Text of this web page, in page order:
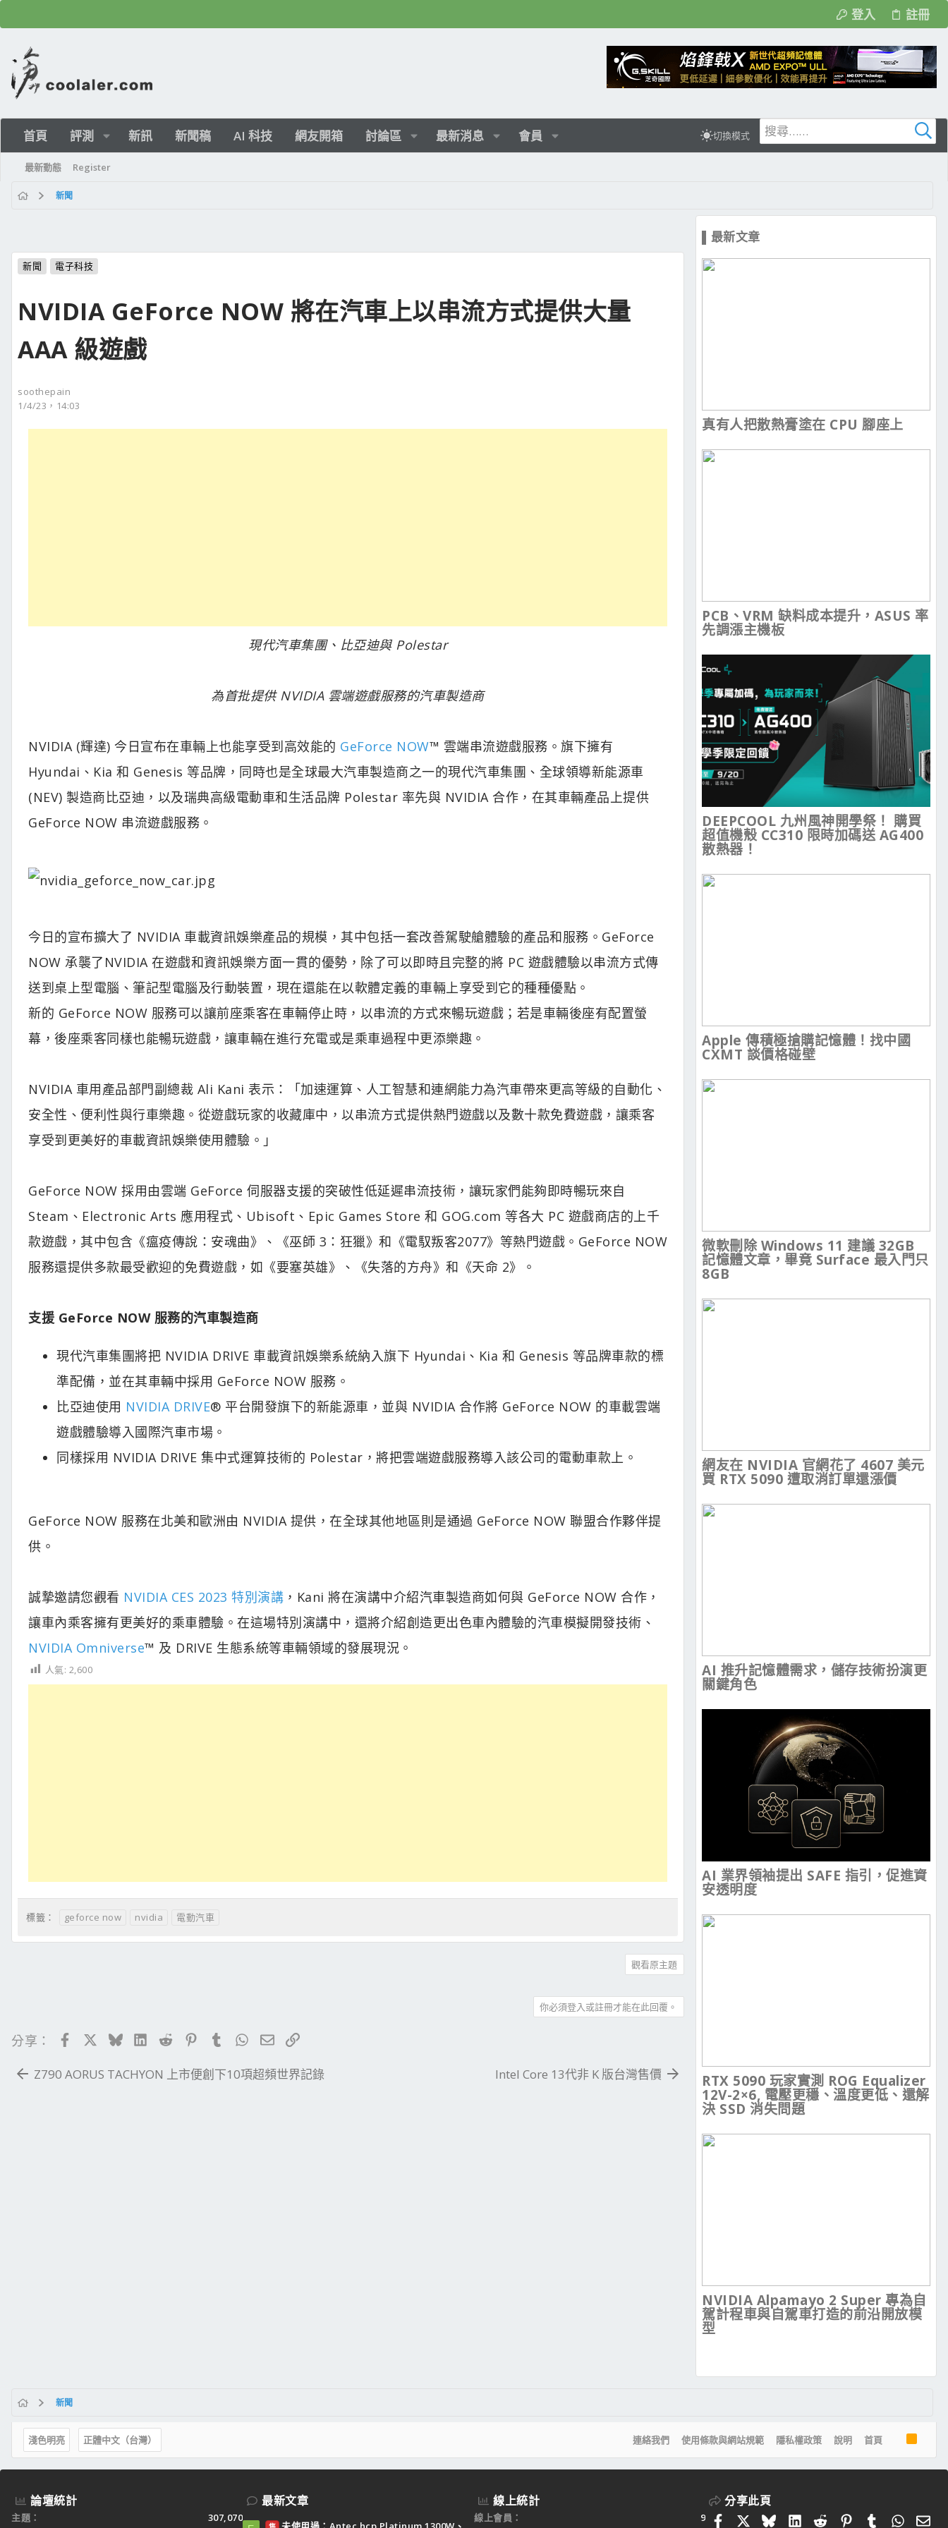
登入 註冊
首頁 評測 新訊 新聞稿 AI 科技 網友開箱 討論區 最新消息 會員 切換模式
最新動態 Register
新聞
新聞 電子科技
NVIDIA GeForce NOW 將在汽車上以串流方式提供大量
AAA 級遊戲
soothepain
1/4/23，14:03
現代汽車集團、比亞迪與 Polestar
為首批提供 NVIDIA 雲端遊戲服務的汽車製造商
NVIDIA (輝達) 今日宣布在車輛上也能享受到高效能的 GeForce NOW™ 雲端串流遊戲服務。旗下擁有
Hyundai、Kia 和 Genesis 等品牌，同時也是全球最大汽車製造商之一的現代汽車集團、全球領導新能源車
(NEV) 製造商比亞迪，以及瑞典高級電動車和生活品牌 Polestar 率先與 NVIDIA 合作，在其車輛產品上提供
GeForce NOW 串流遊戲服務。
今日的宣布擴大了 NVIDIA 車載資訊娛樂產品的規模，其中包括一套改善駕駛艙體驗的產品和服務。GeForce
NOW 承襲了NVIDIA 在遊戲和資訊娛樂方面一貫的優勢，除了可以即時且完整的將 PC 遊戲體驗以串流方式傳
送到桌上型電腦、筆記型電腦及行動裝置，現在還能在以軟體定義的車輛上享受到它的種種優點。
新的 GeForce NOW 服務可以讓前座乘客在車輛停止時，以串流的方式來暢玩遊戲；若是車輛後座有配置螢
幕，後座乘客同樣也能暢玩遊戲，讓車輛在進行充電或是乘車過程中更添樂趣。
NVIDIA 車用產品部門副總裁 Ali Kani 表示：「加速運算、人工智慧和連網能力為汽車帶來更高等級的自動化、
安全性、便利性與行車樂趣。從遊戲玩家的收藏庫中，以串流方式提供熱門遊戲以及數十款免費遊戲，讓乘客
享受到更美好的車載資訊娛樂使用體驗。」
GeForce NOW 採用由雲端 GeForce 伺服器支援的突破性低延遲串流技術，讓玩家們能夠即時暢玩來自
Steam、Electronic Arts 應用程式、Ubisoft、Epic Games Store 和 GOG.com 等各大 PC 遊戲商店的上千
款遊戲，其中包含《瘟疫傳說：安魂曲》、《巫師 3：狂獵》和《電馭叛客2077》等熱門遊戲。GeForce NOW
服務還提供多款最受歡迎的免費遊戲，如《要塞英雄》、《失落的方舟》和《天命 2》。
支援 GeForce NOW 服務的汽車製造商
現代汽車集團將把 NVIDIA DRIVE 車載資訊娛樂系統納入旗下 Hyundai、Kia 和 Genesis 等品牌車款的標
準配備，並在其車輛中採用 GeForce NOW 服務。
比亞迪使用 NVIDIA DRIVE® 平台開發旗下的新能源車，並與 NVIDIA 合作將 GeForce NOW 的車載雲端
遊戲體驗導入國際汽車市場。
同樣採用 NVIDIA DRIVE 集中式運算技術的 Polestar，將把雲端遊戲服務導入該公司的電動車款上。
GeForce NOW 服務在北美和歐洲由 NVIDIA 提供，在全球其他地區則是通過 GeForce NOW 聯盟合作夥伴提
供。
誠摯邀請您觀看 NVIDIA CES 2023 特別演講 ，Kani 將在演講中介紹汽車製造商如何與 GeForce NOW 合作，
讓車內乘客擁有更美好的乘車體驗。在這場特別演講中，還將介紹創造更出色車內體驗的汽車模擬開發技術、
NVIDIA Omniverse™ 及 DRIVE 生態系統等車輛領域的發展現況。
人氣: 2,600
標籤： geforce now nvidia 電動汽車
觀看原主題
你必須登入或註冊才能在此回覆。
分享： FacebookBlueskyLinkedIn
RedditPinterestTumblrWhatsApp
電子郵件
連結
Z790 AORUS TACHYON 上市便創下10項超頻世界記錄 Intel Core 13代非 K 版台灣售價
▌最新文章
真有人把散熱膏塗在 CPU 腳座上
PCB、VRM 缺料成本提升，ASUS 率
先調漲主機板
DEEPCOOL 九州風神開學祭！ 購買
超值機殼 CC310 限時加碼送 AG400
散熱器！
Apple 傳積極搶購記憶體！找中國
CXMT 談價格碰壁
微軟刪除 Windows 11 建議 32GB
記憶體文章，畢竟 Surface 最入門只
8GB
網友在 NVIDIA 官網花了 4607 美元
買 RTX 5090 遭取消訂單還漲價
AI 推升記憶體需求，儲存技術扮演更
關鍵角色
AI 業界領袖提出 SAFE 指引，促進資
安透明度
RTX 5090 玩家實測 ROG Equalizer
12V-2×6, 電壓更穩、溫度更低、還解
決 SSD 消失問題
NVIDIA Alpamayo 2 Super 專為自
駕計程車與自駕車打造的前沿開放模
型
新聞
淺色明亮 正體中文（台灣） 連絡我們 使用條款與網站規範 隱私權政策 說明 首頁
S
論壇統計
主題
307,070
最新文章 線上統計
線上會員
9
分享此頁
FacebookBlueskyLinkedIn
RedditPinterestTumblr 電